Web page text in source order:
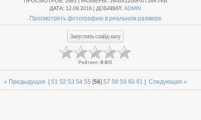
ДАТА: 12.09.2016 | ДОБАВИЛ: ADMIN
Просмотреть фотографию в реальном размере
Рейтинг: 0.0/0
« Предыдущая 51 52 53 54 55 [56] 57 58 59 60 61 Следующая »